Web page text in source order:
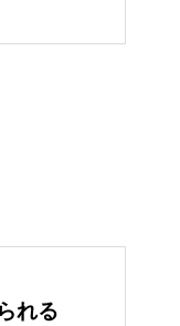
楽しみ方を
れる